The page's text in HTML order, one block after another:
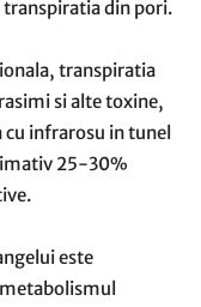
transpiratia din pori.
transpiratia
si alte toxine,
cu infrarosu in tunel
25-30%
este